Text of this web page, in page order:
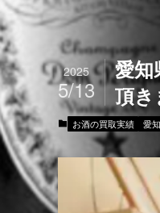
愛
頂
2025
5/13
お酒の買取実績 愛知